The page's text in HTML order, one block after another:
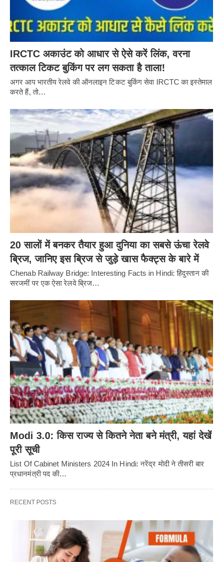
IRCTC अकाउंट को आधार से ऐसे करें लिंक, वरना
तत्काल टिकट बुकिंग पर लग सकता है ताला!
अगर आप भारतीय रेलवे की ऑनलाइन टिकट बुकिंग सेवा IRCTC का इस्तेमाल
करते हैं, तो…
20 सालों में बनकर तैयार हुआ दुनिया का सबसे ऊंचा रेलवे
ब्रिज, जानिए इस ब्रिज से जुड़े खास फैक्ट्स के बारे में
Chenab Railway Bridge: Interesting Facts in Hindi: हिंदुस्तान की
सरजमीं पर एक ऐसा रेलवे ब्रिज…
Modi 3.0: किस राज्य से कितने नेता बने मंत्री, यहां देखें
पूरी सूची
List Of Cabinet Ministers 2024 In Hindi: नरेंद्र मोदी ने तीसरी बार
प्रधानमंत्री पद की…
RECENT POSTS